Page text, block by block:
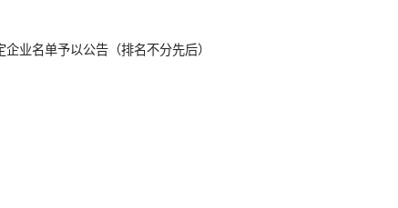
业名单予以公告（排名不分先后）